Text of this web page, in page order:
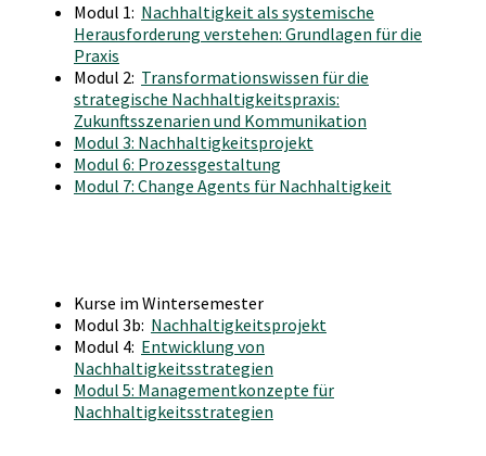
Modul 1: Nachhaltigkeit als systemische
Herausforderung verstehen: Grundlagen für die
Praxis
Modul 2: Transformationswissen für die
strategische Nachhaltigkeitspraxis:
Zukunftsszenarien und Kommunikation
Modul 3: Nachhaltigkeitsprojekt
Modul 6: Prozessgestaltung
Modul 7: Change Agents für Nachhaltigkeit
Kurse im Wintersemester
Modul 3b: Nachhaltigkeitsprojekt
Modul 4: Entwicklung von
Nachhaltigkeitsstrategien
Modul 5: Managementkonzepte für
Nachhaltigkeitsstrategien